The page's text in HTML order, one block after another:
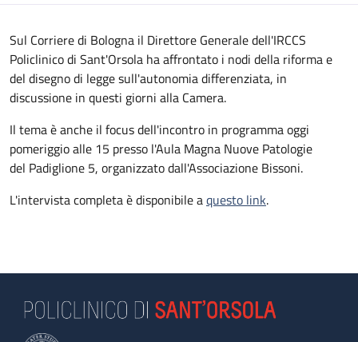
Sul Corriere di Bologna il Direttore Generale dell'IRCCS
Policlinico di Sant'Orsola ha affrontato i nodi della riforma e
del disegno di legge sull'autonomia differenziata, in
discussione in questi giorni alla Camera.
Il tema è anche il focus dell'incontro in programma oggi
pomeriggio alle 15 presso l'Aula Magna Nuove Patologie
del Padiglione 5, organizzato dall'Associazione Bissoni.
L'intervista completa è disponibile aquesto link.